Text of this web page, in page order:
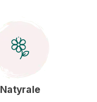
Natyrale